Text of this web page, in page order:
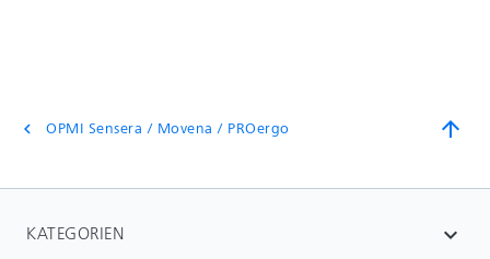
chevron_left OPMI Sensera / Movena / PROergo arrow_upward
KATEGORIEN expand_more